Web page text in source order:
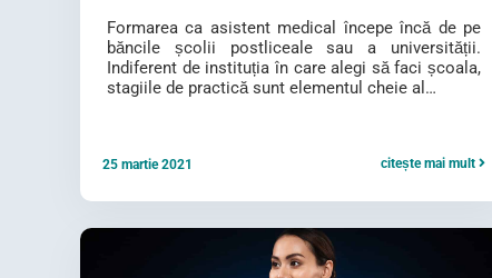
Formarea ca asistent medical începe încă de pe
băncile școlii postliceale sau a universității.
Indiferent de instituția în care alegi să faci școala,
stagiile de practică sunt elementul cheie al…
citește mai mult
25 martie 2021